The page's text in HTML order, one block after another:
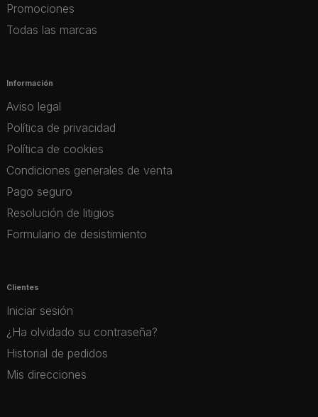
Promociones
Todas las marcas
Información
Aviso legal
Política de privacidad
Política de cookies
Condiciones generales de venta
Pago seguro
Resolución de litigios
Formulario de desistimiento
Clientes
Iniciar sesión
¿Ha olvidado su contraseña?
Historial de pedidos
Mis direcciones